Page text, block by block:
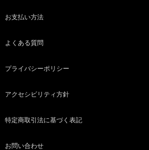
お支払い方法
よくある質問
プライバシーポリシー
アクセシビリティ方針
特定商取引法に基づく表記
お問い合わせ